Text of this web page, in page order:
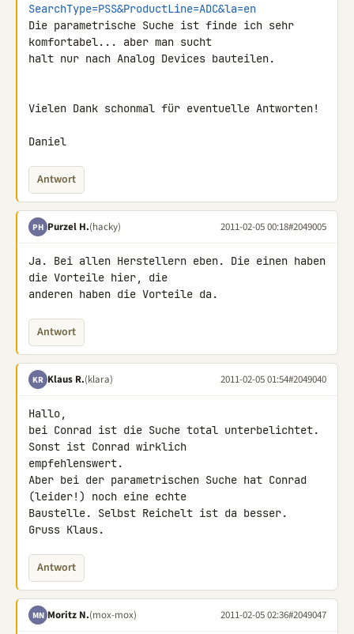
SearchType=PSS&ProductLine=ADC&la=en
Die parametrische Suche ist finde ich sehr
komfortabel... aber man sucht
halt nur nach Analog Devices bauteilen.
Vielen Dank schonmal für eventuelle Antworten!
Daniel
Antwort
PH Purzel H.(hacky) 2011-02-05 00:18#2049005
Ja. Bei allen Herstellern eben. Die einen haben
die Vorteile hier, die
anderen haben die Vorteile da.
Antwort
KR Klaus R.(klara) 2011-02-05 01:54#2049040
Hallo,
bei Conrad ist die Suche total unterbelichtet.
Sonst ist Conrad wirklich
empfehlenswert.
Aber bei der parametrischen Suche hat Conrad
(leider!) noch eine echte
Baustelle. Selbst Reichelt ist da besser.
Gruss Klaus.
Antwort
MN Moritz N.(mox-mox) 2011-02-05 02:36#2049047